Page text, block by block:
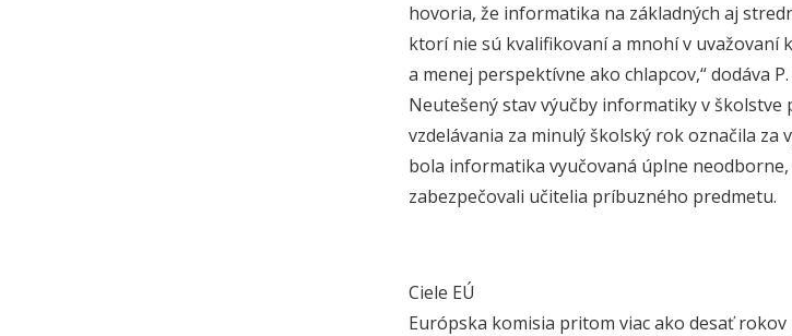
hovoria, že informatika na základných aj
ktorí nie sú kvalifikovaní a mnohí v
a menej perspektívne ako chlapcov,“ dodáva
Neutešený stav výučby informatiky v
vzdelávania za minulý školský rok označila
bola informatika vyučovaná úplne
zabezpečovali učitelia príbuzného predmetu.
Ciele EÚ
Európska komisia pritom viac ako desať